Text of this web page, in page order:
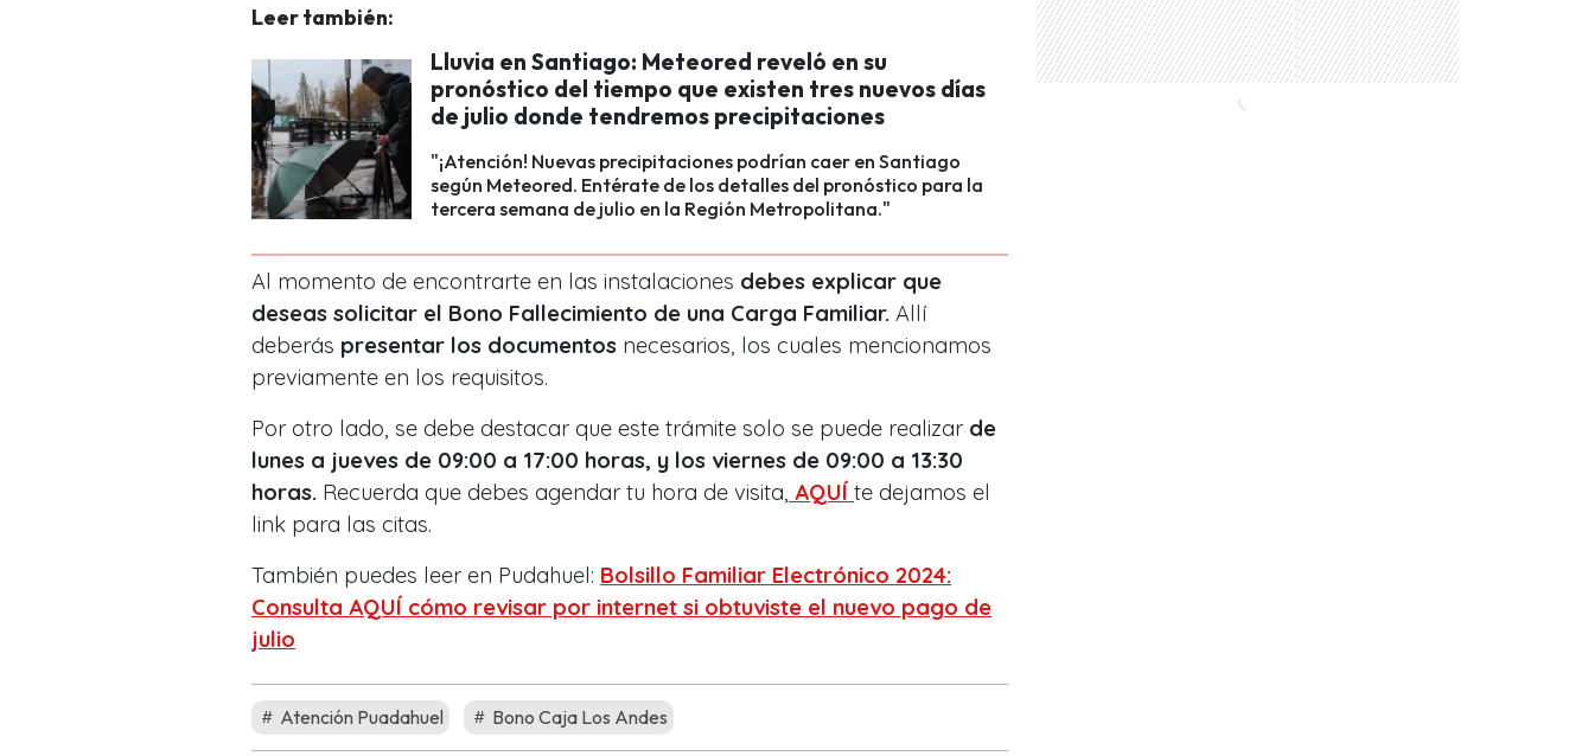
Leer también:
Lluvia en Santiago: Meteored reveló en su
pronóstico del tiempo que existen tres nuevos días
de julio donde tendremos precipitaciones
"¡Atención! Nuevas precipitaciones podrían caer en Santiago
según Meteored. Entérate de los detalles del pronóstico para la
tercera semana de julio en la Región Metropolitana."
Al momento de encontrarte en las instalaciones debes explicar que
deseas solicitar el Bono Fallecimiento de una Carga Familiar. Allí
deberás presentar los documentos necesarios, los cuales mencionamos
previamente en los requisitos.
Por otro lado, se debe destacar que este trámite solo se puede realizar de
lunes a jueves de 09:00 a 17:00 horas, y los viernes de 09:00 a 13:30
horas. Recuerda que debes agendar tu hora de visita, AQUÍ te dejamos el
link para las citas.
También puedes leer en Pudahuel: Bolsillo Familiar Electrónico 2024:
Consulta AQUÍ cómo revisar por internet si obtuviste el nuevo pago de
julio
Atención Puadahuel Bono Caja Los Andes